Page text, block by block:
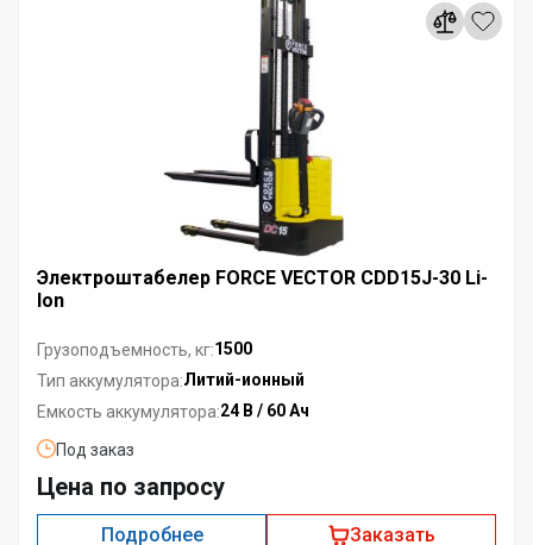
Электроштабелер FORCE VECTOR CDD15J-30 Li-
Ion
Грузоподъемность, кг:1500
Тип аккумулятора:Литий-ионный
Емкость аккумулятора:24 В / 60 Ач
Под заказ
Цена по запросу
Подробнее Заказать